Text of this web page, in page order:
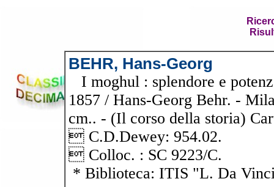
BEHR, Hans-Georg
I moghul : splendore e
1857 / Hans-Georg Behr. -
cm.. - (Il corso della storia)
 C.D.Dewey: 954.02.
 Colloc. : SC 9223/C.
* Biblioteca: ITIS "L. Da